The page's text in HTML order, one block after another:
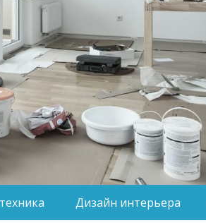
Дизайн интерьера